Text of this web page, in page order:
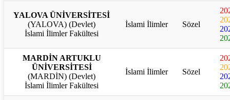
YALOVA ÜNİVERSİTESİ
(YALOVA) (Devlet)
İslami İlimler Fakültesi
İslami İlimler Sözel
MARDİN ARTUKLU
ÜNİVERSİTESİ
(MARDİN) (Devlet)
İslami İlimler Fakültesi
İslami İlimler Sözel